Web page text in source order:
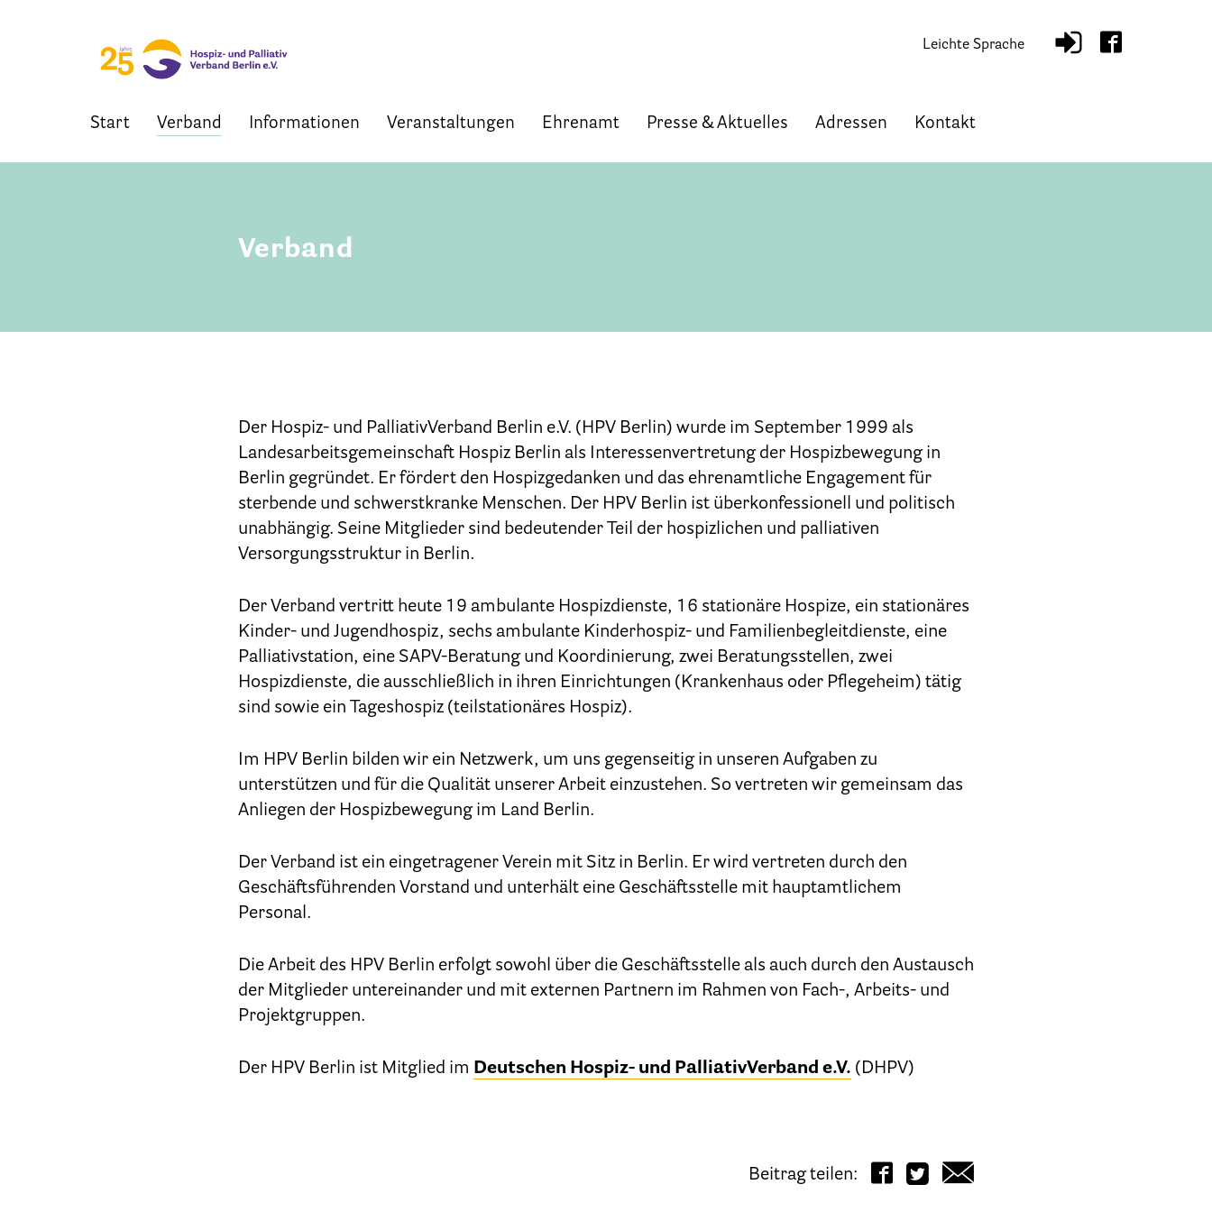
Leichte Sprache
Start Verband Informationen Veranstaltungen Ehrenamt Presse & Aktuelles Adressen Kontakt
Geschäftsstelle des HPV Berlin
Freie Stellen
Mitgliederbereich (Intranet)
Hospizgedanke
Besondere Situationen
Betreuung Zuhause
Betreuung im stationären Hospiz
Kinder und Jugendliche
Betreuung im Krankenhaus
Patientenverfügung – Vorsorgevollmacht – Betreuungsverfügung
Veranstaltungen
Verband
Der Hospiz- und PalliativVerband Berlin e.V. (HPV Berlin) wurde im September 1999 als
Landesarbeitsgemeinschaft Hospiz Berlin als Interessenvertretung der Hospizbewegung in
Berlin gegründet. Er fördert den Hospizgedanken und das ehrenamtliche Engagement für
sterbende und schwerstkranke Menschen. Der HPV Berlin ist überkonfessionell und politisch
unabhängig. Seine Mitglieder sind bedeutender Teil der hospizlichen und palliativen
Versorgungsstruktur in Berlin.
Der Verband vertritt heute 19 ambulante Hospizdienste, 16 stationäre Hospize, ein stationäres
Kinder- und Jugendhospiz, sechs ambulante Kinderhospiz- und Familienbegleitdienste, eine
Palliativstation, eine SAPV-Beratung und Koordinierung, zwei Beratungsstellen, zwei
Hospizdienste, die ausschließlich in ihren Einrichtungen (Krankenhaus oder Pflegeheim) tätig
sind sowie ein Tageshospiz (teilstationäres Hospiz).
Im HPV Berlin bilden wir ein Netzwerk, um uns gegenseitig in unseren Aufgaben zu
unterstützen und für die Qualität unserer Arbeit einzustehen. So vertreten wir gemeinsam das
Anliegen der Hospizbewegung im Land Berlin.
Der Verband ist ein eingetragener Verein mit Sitz in Berlin. Er wird vertreten durch den
Geschäftsführenden Vorstand und unterhält eine Geschäftsstelle mit hauptamtlichem
Personal.
Die Arbeit des HPV Berlin erfolgt sowohl über die Geschäftsstelle als auch durch den Austausch
der Mitglieder untereinander und mit externen Partnern im Rahmen von Fach-, Arbeits- und
Projektgruppen.
Der HPV Berlin ist Mitglied im Deutschen Hospiz- und PalliativVerband e.V. (DHPV)
Beitrag teilen: